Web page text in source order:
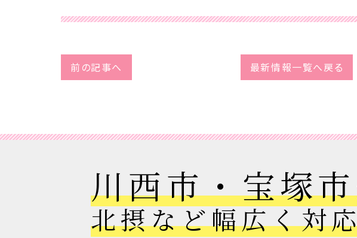
前の記事へ 最新情報一覧へ戻る
川西市・宝塚市
北摂など幅広く対